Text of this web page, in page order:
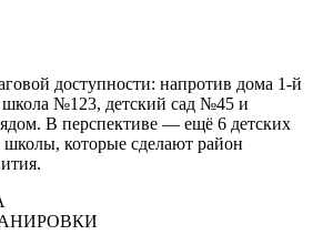
доступности: напротив дома 1-й
школа №123, детский сад №45 и
В перспективе — ещё 6 детских
которые сделают район